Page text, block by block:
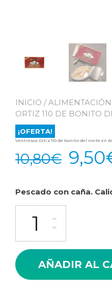
INICIO /ALIMENTACIÓN
ORTIZ 110 DE BONITO
¡OFERTA!
Ventresca Ortiz 110 de bonito del norte en
10,80€ El
9,50
Pescado con caña.
AÑADIR AL